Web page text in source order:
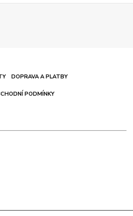
DOPRAVA A PLATBY
PODMÍNKY